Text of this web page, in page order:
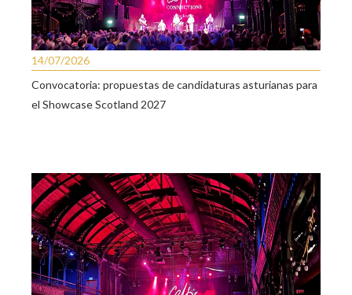
14/07/2026
Convocatoria: propuestas de candidaturas asturianas para
el Showcase Scotland 2027